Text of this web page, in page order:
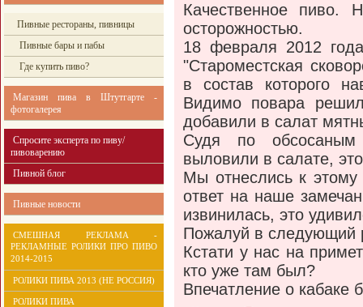
Пивные рестораны, пивницы
Пивные бары и пабы
Где купить пиво?
Магазин пива в Штутгарте -
фотогалерея
Спросите эксперта по пиву/
пивоварению
Пивной блог
Пивные новости
СМЕШНАЯ РЕКЛАМА -
РЕКЛАМНЫЕ РОЛИКИ ПРО ПИВО
2014-2015
РОЛИКИ ПИВА 2013 (НЕ РОССИЯ)
РОЛИКИ ПИВА
Качественное пиво.
осторожностью.
18 февраля 2012
"Староместская
в состав которого
Видимо повара
добавили в салат
Судя по
выловили в салате,
Мы отнеслись к
ответ на наше
извинилась, это
Пожалуй в следующий
Кстати у нас на
кто уже там был?
Впечатление о кабаке